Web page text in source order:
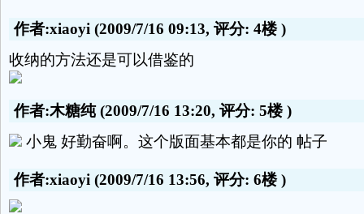
作者:xiaoyi (2009/7/16 09:13, 评分: 4楼)
收纳的方法还是可以借鉴的
作者:木糖纯(2009/7/16 13:20, 评分: 5楼)
小鬼 好勤奋啊。这个版面基本都是你的 帖子
作者:xiaoyi (2009/7/16 13:56, 评分: 6楼)